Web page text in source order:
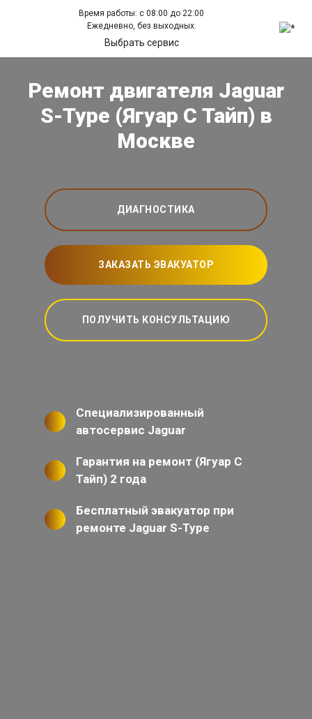
Время работы: с 08:00 до 22:00
Ежедневно, без выходных.
Выбрать сервис
Ремонт двигателя Jaguar
S-Type (Ягуар С Тайп) в
Москве
ДИАГНОСТИКА
ЗАКАЗАТЬ ЭВАКУАТОР
ПОЛУЧИТЬ КОНСУЛЬТАЦИЮ
Специализированный
автосервис Jaguar
Гарантия на ремонт (Ягуар С
Тайп) 2 года
Бесплатный эвакуатор при
ремонте Jaguar S-Type